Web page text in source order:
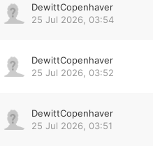
DewittCopenhaver
25 Jul 2026, 03:54
DewittCopenhaver
25 Jul 2026, 03:52
DewittCopenhaver
25 Jul 2026, 03:51